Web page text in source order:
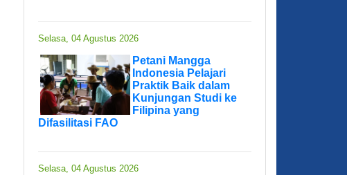
Selasa, 04 Agustus 2026
Petani Mangga
Indonesia Pelajari
Praktik Baik dalam
Kunjungan Studi ke
Filipina yang
Difasilitasi FAO
Selasa, 04 Agustus 2026